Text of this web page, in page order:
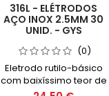
316L - ELÉTRODOS
AÇO INOX 2.5MM 30
UNID. - GYS
(0)
Eletrodo rutilo-básico
com baixíssimo teor de
carbono, projetado